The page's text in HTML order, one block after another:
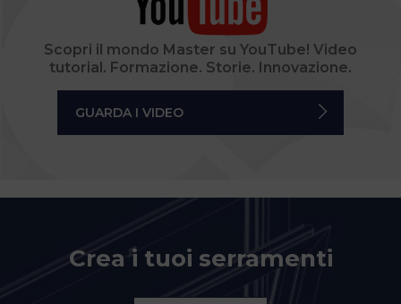
Scopri il mondo Master su YouTube! Video
tutorial. Formazione. Storie. Innovazione.
GUARDA I VIDEO
Crea i tuoi serramenti